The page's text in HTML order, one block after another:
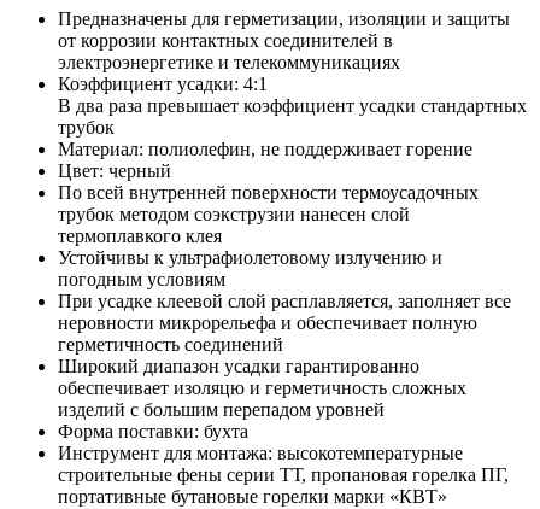
Предназначены для герметизации, изоляции и защиты
от коррозии контактных соединителей в
электроэнергетике и телекоммуникациях
Коэффициент усадки: 4:1
В два раза превышает коэффициент усадки стандартных
трубок
Материал: полиолефин, не поддерживает горение
Цвет: черный
По всей внутренней поверхности термоусадочных
трубок методом соэкструзии нанесен слой
термоплавкого клея
Устойчивы к ультрафиолетовому излучению и
погодным условиям
При усадке клеевой слой расплавляется, заполняет все
неровности микрорельефа и обеспечивает полную
герметичность соединений
Широкий диапазон усадки гарантированно
обеспечивает изоляцю и герметичность сложных
изделий с большим перепадом уровней
Форма поставки: бухта
Инструмент для монтажа: высокотемпературные
строительные фены серии ТТ, пропановая горелка ПГ,
портативные бутановые горелки марки «КВТ»